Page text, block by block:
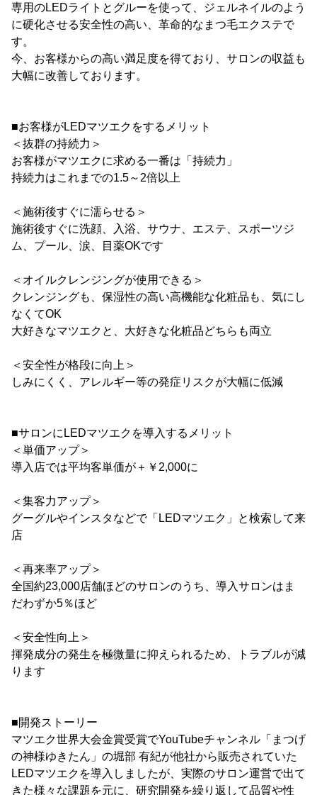
専用のLEDライトとグルーを使って、ジェルネイルのよう
に硬化させる安全性の高い、革命的なまつ毛エクステで
す。
今、お客様からの高い満足度を得ており、サロンの収益も
大幅に改善しております。
■お客様がLEDマツエクをするメリット
＜抜群の持続力＞
お客様がマツエクに求める一番は「持続力」
持続力はこれまでの1.5～2倍以上
＜施術後すぐに濡らせる＞
施術後すぐに洗顔、入浴、サウナ、エステ、スポーツジ
ム、プール、涙、目薬OKです
＜オイルクレンジングが使用できる＞
クレンジングも、保湿性の高い高機能な化粧品も、気にし
なくてOK
大好きなマツエクと、大好きな化粧品どちらも両立
＜安全性が格段に向上＞
しみにくく、アレルギー等の発症リスクが大幅に低減
■サロンにLEDマツエクを導入するメリット
＜単価アップ＞
導入店では平均客単価が＋￥2,000に
＜集客力アップ＞
グーグルやインスタなどで「LEDマツエク」と検索して来
店
＜再来率アップ＞
全国約23,000店舗ほどのサロンのうち、導入サロンはま
だわずか5％ほど
＜安全性向上＞
揮発成分の発生を極微量に抑えられるため、トラブルが減
ります
■開発ストーリー
マツエク世界大会金賞受賞でYouTubeチャンネル「まつげ
の神様ゆきたん」の堀部 有紀が他社から販売されていた
LEDマツエクを導入しましたが、実際のサロン運営で出て
きた様々な課題を元に、研究開発を繰り返して品質や性